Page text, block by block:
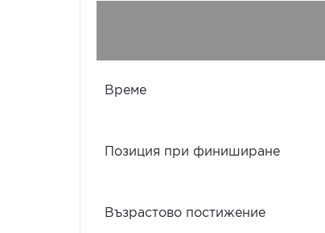
Време
Позиция при финиширане
Възрастово постижение